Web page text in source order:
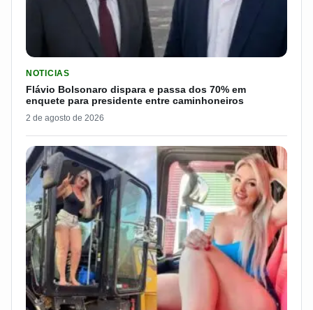
NOTICIAS
Flávio Bolsonaro dispara e passa dos 70% em
enquete para presidente entre caminhoneiros
2 de agosto de 2026